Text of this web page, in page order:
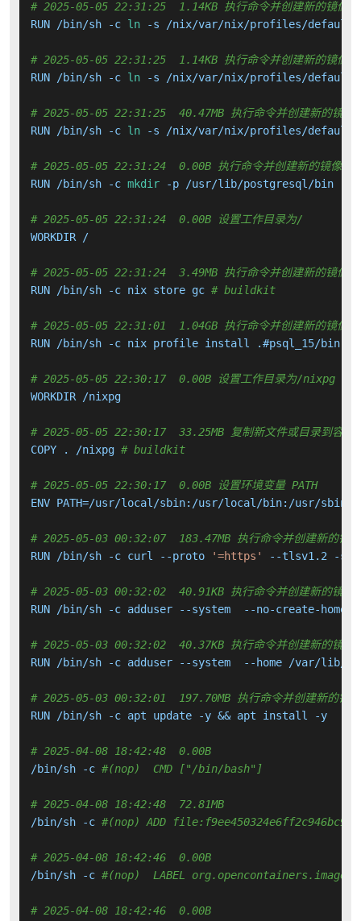
# 2025-05-05 22:31:25  1.14KB 执行命令并创建新的镜像层
RUN /bin/sh -c ln -s /nix/var/nix/profiles/default/
# 2025-05-05 22:31:25  1.14KB 执行命令并创建新的镜像层
RUN /bin/sh -c ln -s /nix/var/nix/profiles/default/
# 2025-05-05 22:31:25  40.47MB 执行命令并创建新的镜像
RUN /bin/sh -c ln -s /nix/var/nix/profiles/
# 2025-05-05 22:31:24  0.00B 执行命令并创建新的镜像层
RUN /bin/sh -c mkdir -p /usr/lib/postgresql/bin
# 2025-05-05 22:31:24  0.00B 设置工作目录为/
WORKDIR /
# 2025-05-05 22:31:24  3.49MB 执行命令并创建新的镜像层
RUN /bin/sh -c nix store gc # buildkit
# 2025-05-05 22:31:01  1.04GB 执行命令并创建新的镜像层
RUN /bin/sh -c nix profile install .#psql_15/bin
# 2025-05-05 22:30:17  0.00B 设置工作目录为/nixpg
WORKDIR /nixpg
# 2025-05-05 22:30:17  33.25MB 复制新文件或目录到容器
COPY . /nixpg # buildkit
# 2025-05-05 22:30:17  0.00B 设置环境变量 PATH
ENV PATH=/usr/local/sbin:/usr/local/bin:/usr/
# 2025-05-03 00:32:07  183.47MB 执行命令并创建新的镜
RUN /bin/sh -c curl --proto
'=https' --tlsv1.2 -
# 2025-05-03 00:32:02  40.91KB 执行命令并创建新的镜像
RUN /bin/sh -c adduser --system  --no-create-
# 2025-05-03 00:32:02  40.37KB 执行命令并创建新的镜像
RUN /bin/sh -c adduser --system  --home /var/lib/
# 2025-05-03 00:32:01  197.70MB 执行命令并创建新的镜
RUN /bin/sh -c apt update -y && apt install -y
# 2025-04-08 18:42:48  0.00B
/bin/sh -c #(nop)  CMD ["/bin/bash"]
# 2025-04-08 18:42:48  72.81MB
/bin/sh -c #(nop) ADD
# 2025-04-08 18:42:46  0.00B
/bin/sh -c #(nop)  LABEL
# 2025-04-08 18:42:46  0.00B